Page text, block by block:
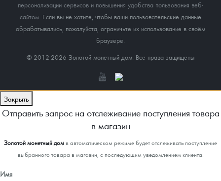
персонализации сервисов и повышения удобства пользования веб-
сайтом. Если вы не хотите, чтобы ваши пользовательские данные
обрабатывались, пожалуйста, ограничьте их использование в своём
браузере.
© 2012-2026 Золотой монетный дом. Все права защищены
Закрыть
Отправить запрос на отслеживание поступления товара
в магазин
Золотой монетный домв автоматическом режиме будет отслеживать поступление
выбранного товара в магазин, с последующим уведомлением клиента.
Имя